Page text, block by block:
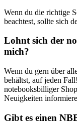
Wenn du die richtige
beachtest, sollte sich
Lohnt sich der
mich?
Wenn du gern über
behältst, auf jeden
notebooksbilliger
Neuigkeiten
Gibt es einen